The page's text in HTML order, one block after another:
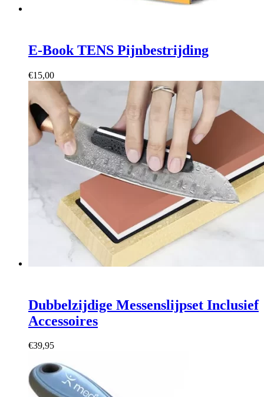
E-Book TENS Pijnbestrijding
€15,00
Dubbelzijdige Messenslijpset Inclusief
Accessoires
€39,95